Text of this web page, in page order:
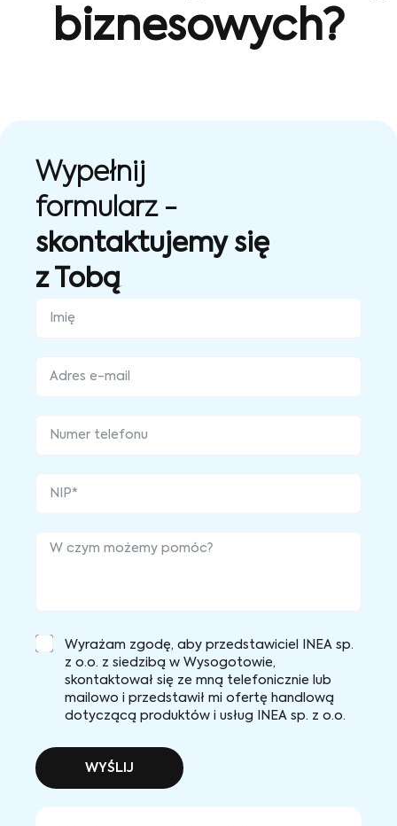
biznesowych?
Wypełnij
formularz -
skontaktujemy się
z Tobą
Wyrażam zgodę, aby przedstawiciel INEA sp.
z o.o. z siedzibą w Wysogotowie,
skontaktował się ze mną telefonicznie lub
mailowo i przedstawił mi ofertę handlową
dotyczącą produktów i usług INEA sp. z o.o.
WYŚLIJ